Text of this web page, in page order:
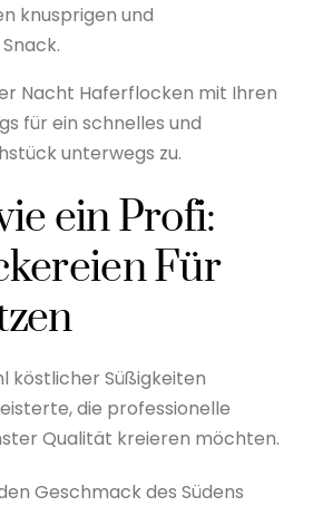
knusprigen und
Nacht Haferflocken mit Ihren
für ein schnelles und
unterwegs zu.
ein Profi:
Für
köstlicher Süßigkeiten
die professionelle
Qualität kreieren möchten.
Geschmack des Südens